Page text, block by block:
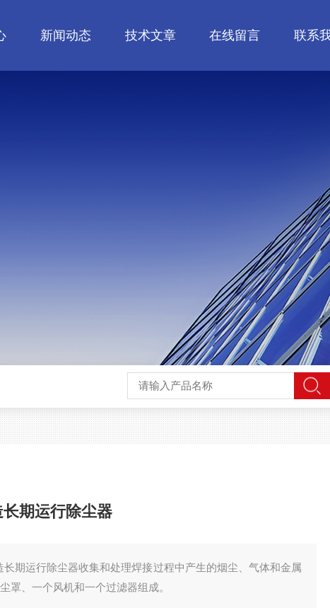
新闻动态 技术文章 在线留言 联系
期运行除尘器
长期运行除尘器收集和处理焊接过程中产生的烟尘、气体和金属
罩、一个风机和一个过滤器组成。